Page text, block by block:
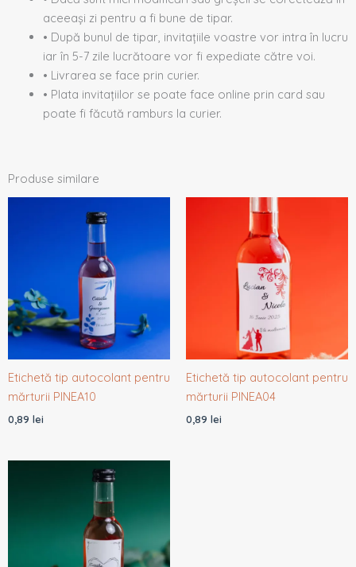
aceeași zi pentru a fi bune de tipar.
• După bunul de tipar, invitațiile voastre vor intra în lucru
iar în 5-7 zile lucrătoare vor fi expediate către voi.
• Livrarea se face prin curier.
• Plata invitațiilor se poate face online prin card sau
poate fi făcută ramburs la curier.
Produse similare
Etichetă tip autocolant pentru
mărturii PINEA10
0,89 lei
Etichetă tip autocolant pentru
mărturii PINEA04
0,89 lei